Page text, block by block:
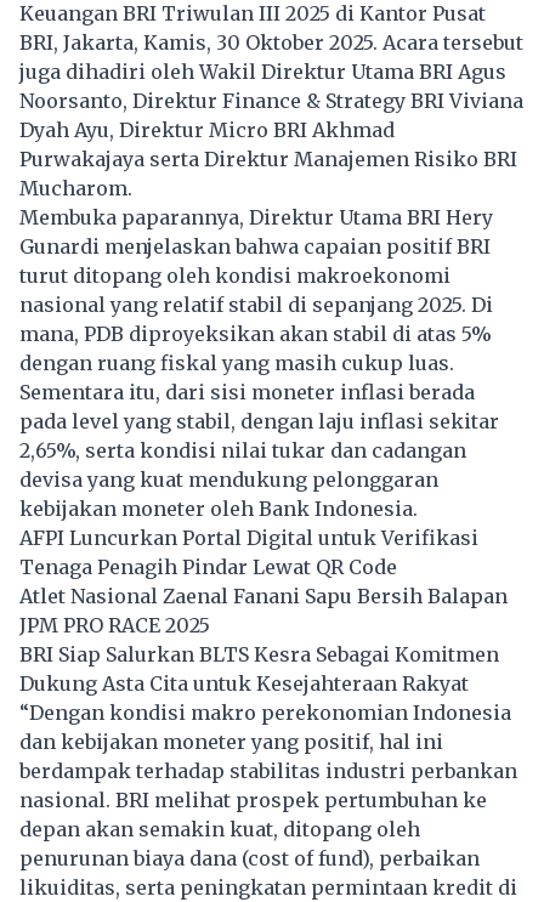
Keuangan BRI Triwulan III 2025 di Kantor Pusat
BRI, Jakarta, Kamis, 30 Oktober 2025. Acara tersebut
juga dihadiri oleh Wakil Direktur Utama BRI Agus
Noorsanto, Direktur Finance & Strategy BRI Viviana
Dyah Ayu, Direktur Micro BRI Akhmad
Purwakajaya serta Direktur Manajemen Risiko BRI
Mucharom.
Membuka paparannya, Direktur Utama BRI Hery
Gunardi menjelaskan bahwa capaian positif BRI
turut ditopang oleh kondisi makroekonomi
nasional yang relatif stabil di sepanjang 2025. Di
mana, PDB diproyeksikan akan stabil di atas 5%
dengan ruang fiskal yang masih cukup luas.
Sementara itu, dari sisi moneter inflasi berada
pada level yang stabil, dengan laju inflasi sekitar
2,65%, serta kondisi nilai tukar dan cadangan
devisa yang kuat mendukung pelonggaran
kebijakan moneter oleh Bank Indonesia.
AFPI Luncurkan Portal Digital untuk Verifikasi
Tenaga Penagih Pindar Lewat QR Code
Atlet Nasional Zaenal Fanani Sapu Bersih Balapan
JPM PRO RACE 2025
BRI Siap Salurkan BLTS Kesra Sebagai Komitmen
Dukung Asta Cita untuk Kesejahteraan Rakyat
“Dengan kondisi makro perekonomian Indonesia
dan kebijakan moneter yang positif, hal ini
berdampak terhadap stabilitas industri perbankan
nasional. BRI melihat prospek pertumbuhan ke
depan akan semakin kuat, ditopang oleh
penurunan biaya dana (cost of fund), perbaikan
likuiditas, serta peningkatan permintaan kredit di